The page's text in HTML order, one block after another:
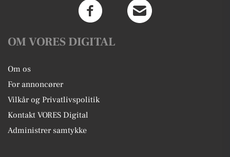
OM VORES DIGITAL
Om os
For annoncører
Vilkår og Privatlivspolitik
Kontakt VORES Digital
Administrer samtykke